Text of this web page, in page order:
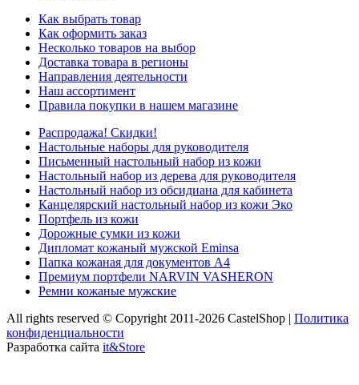
Как выбрать товар
Как оформить заказ
Несколько товаров на выбор
Доставка товара в регионы
Направления деятельности
Наш ассортимент
Правила покупки в нашем магазине
Распродажа! Скидки!
Настольные наборы для руководителя
Письменный настольный набор из кожи
Настольный набор из дерева для руководителя
Настольный набор из обсидиана для кабинета
Канцелярский настольный набор из кожи Эко
Портфель из кожи
Дорожные сумки из кожи
Дипломат кожаный мужской Eminsa
Папка кожаная для документов А4
Премиум портфели NARVIN VASHERON
Ремни кожаные мужские
All rights reserved © Copyright 2011-2026 CastelShop | Политика
конфиденциальности
Разработка сайта it&Store